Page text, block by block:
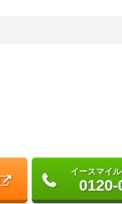
イースマイ
0120-